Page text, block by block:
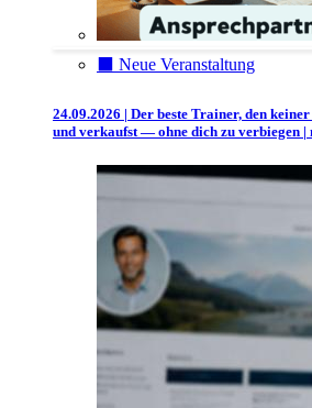
⬛️ Neue Veranstaltung
24.09.2026 | Der beste Trainer, den
und verkaufst — ohne dich zu verbiegen |